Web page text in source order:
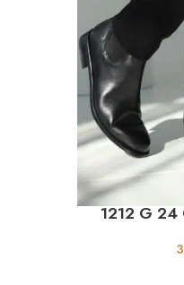
1212 G 24